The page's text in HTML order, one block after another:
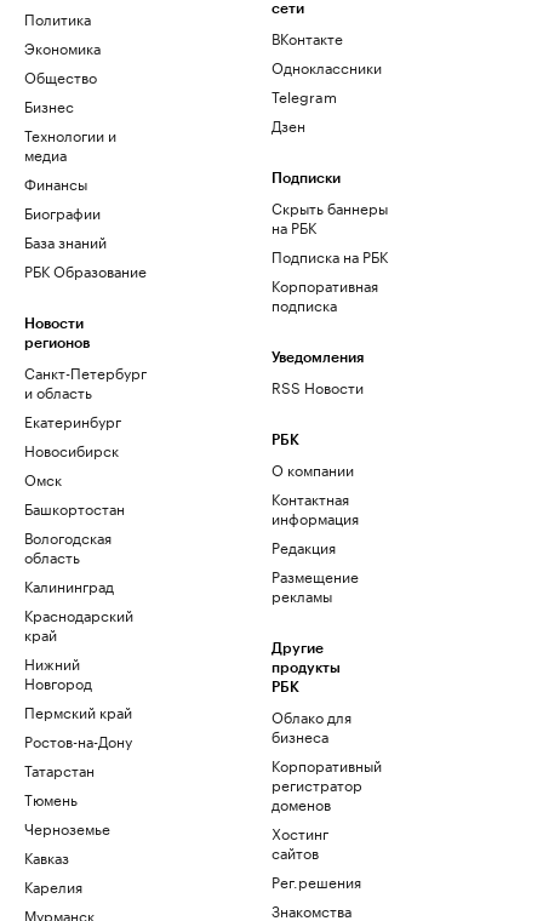
Политика
Экономика
Общество
Бизнес
Технологии и
медиа
Финансы
Биографии
База знаний
РБК Образование
Новости
регионов
Санкт-Петербург
и область
Екатеринбург
Новосибирск
Омск
Башкортостан
Вологодская
область
Калининград
Краснодарский
край
Нижний
Новгород
Пермский край
Ростов-на-Дону
Татарстан
Тюмень
Черноземье
Кавказ
Карелия
Мурманск
сети
ВКонтакте
Одноклассники
Telegram
Дзен
Подписки
Скрыть баннеры
на РБК
Подписка на РБК
Корпоративная
подписка
Уведомления
RSS Новости
РБК
О компании
Контактная
информация
Редакция
Размещение
рекламы
Другие
продукты
РБК
Облако для
бизнеса
Корпоративный
регистратор
доменов
Хостинг
сайтов
Рег.решения
Знакомства